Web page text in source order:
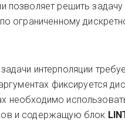
позволяет решить
ограниченному
интерполяции
фиксируется
необходимо
и содержащую блок